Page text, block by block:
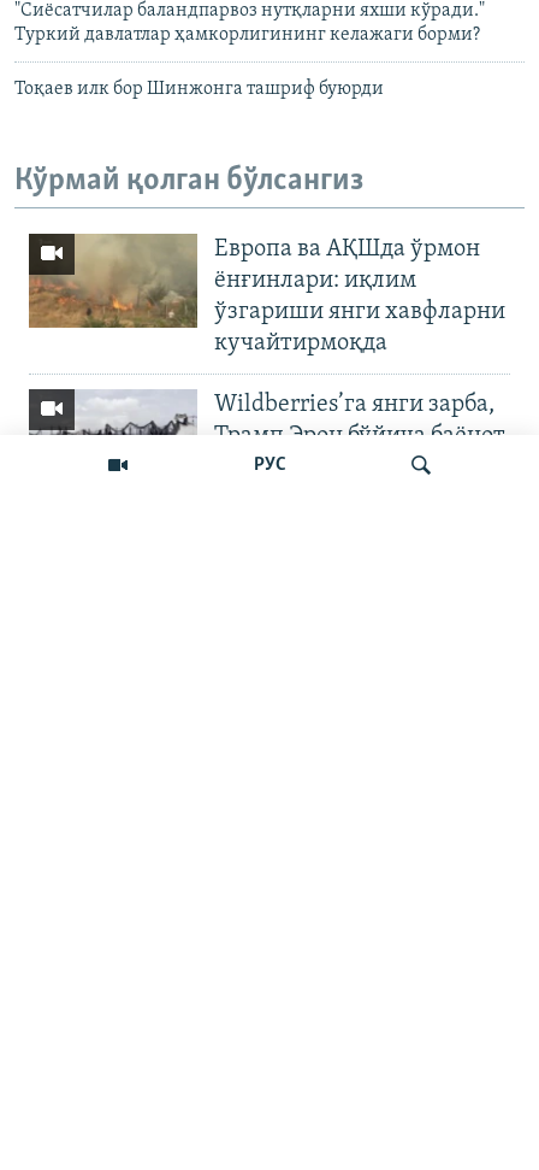
РУС
"Сиёсатчилар баландпарвоз нутқларни яхши кўради."
Туркий давлатлар ҳамкорлигининг келажаги борми?
Тоқаев илк бор Шинжонга ташриф буюрди
Кўрмай қолган бўлсангиз
Европа ва АҚШда ўрмон
ёнғинлари: иқлим
ўзгариши янги хавфларни
кучайтирмоқда
Wildberries’га янги зарба,
Трамп Эрон бўйича баёнот
қилди